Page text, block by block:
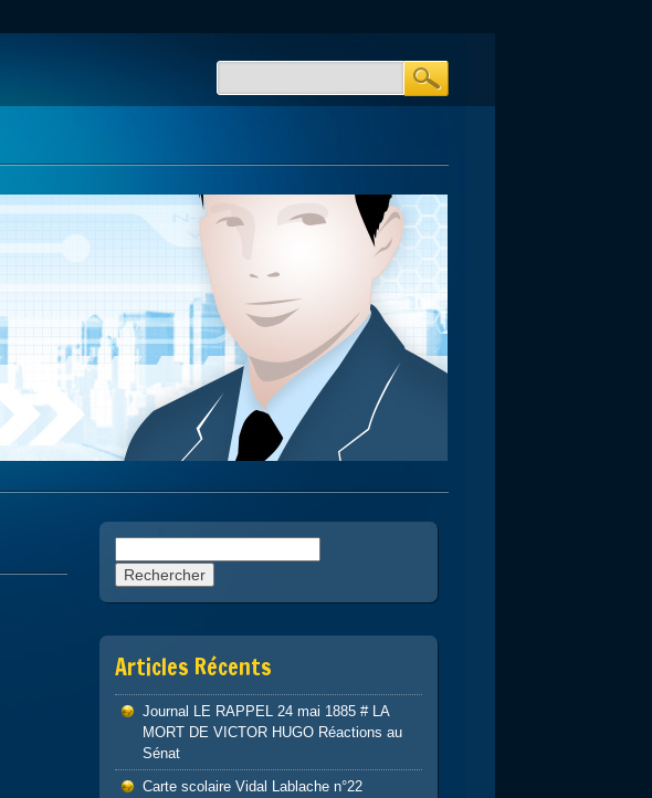
Articles Récents
Journal LE RAPPEL 24 mai 1885 # LA
MORT DE VICTOR HUGO Réactions au
Sénat
Carte scolaire Vidal Lablache n°22